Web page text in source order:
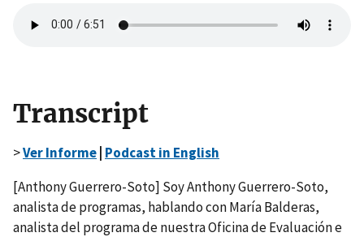
Transcript
>Ver Informe Podcast in English
[Anthony Guerrero-Soto] Soy Anthony Guerrero-Soto,
analista de programas, hablando con María Balderas,
analista del programa de nuestra Oficina de Evaluación e